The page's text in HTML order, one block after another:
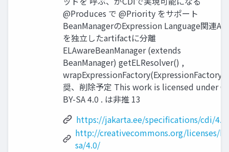
@Produces で @Priority をサポート
BeanManagerのExpression Language関連API
を独立したartifactに分離
ELAwareBeanManager (extends
BeanManager) getELResolver() ,
wrapExpressionFactory(ExpressionFactory)
奨、削除予定 This work is licensed under
BY-SA 4.0 . は非推 13
https://jakarta.ee/specifications/cdi/4.1/
http://creativecommons.org/licenses/
sa/4.0/